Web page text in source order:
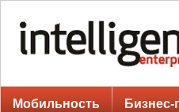
Мобильность